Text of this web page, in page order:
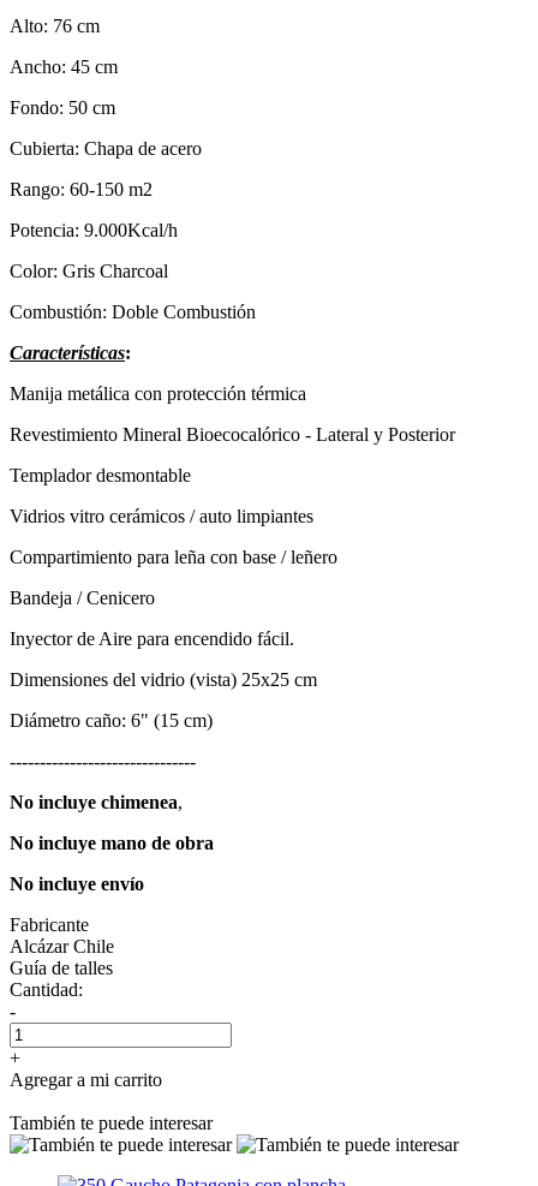
Alto: 76 cm
Ancho: 45 cm
Fondo: 50 cm
Cubierta: Chapa de acero
Rango: 60-150 m2
Potencia: 9.000Kcal/h
Color: Gris Charcoal
Combustión: Doble Combustión
Características:
Manija metálica con protección térmica
Revestimiento Mineral Bioecocalórico - Lateral y Posterior
Templador desmontable
Vidrios vitro cerámicos / auto limpiantes
Compartimiento para leña con base / leñero
Bandeja / Cenicero
Inyector de Aire para encendido fácil.
Dimensiones del vidrio (vista) 25x25 cm
Diámetro caño: 6" (15 cm)
-------------------------------
No incluye chimenea,
No incluye mano de obra
No incluye envío
Fabricante
Alcázar Chile
Guía de talles
Cantidad:
-
+
Agregar a mi carrito
También te puede interesar